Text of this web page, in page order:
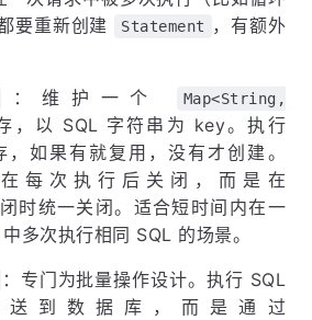
要重新创建
Statement
，有额外
：维护一个
Map<String,
，以 SQL 字符串为 key。执行
，如果有就复用，没有才创建。
每次执行后关闭，而是在
时统一关闭。适合短时间内在一
中多次执行相同 SQL 的场景。
：专门为批量操作设计。执行 SQL
送到数据库，而是通过